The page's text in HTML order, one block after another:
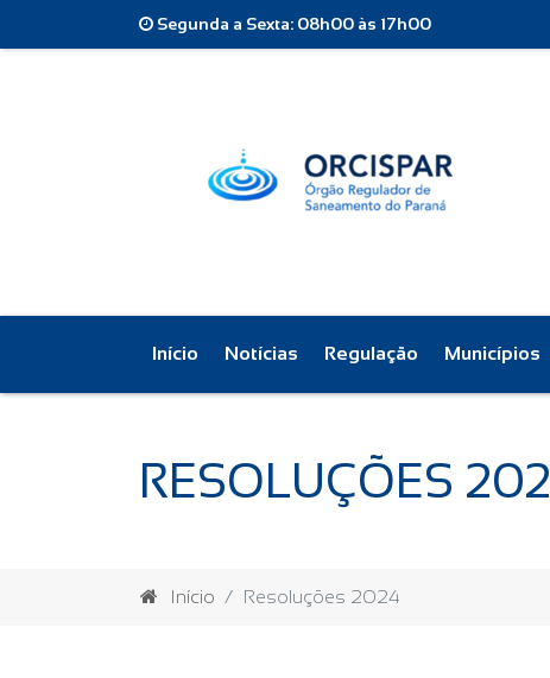
Segunda a Sexta: 08h00 às 17h00
Início Notícias Regulação Municípios
RESOLUÇÕES
Início Resoluções 2024